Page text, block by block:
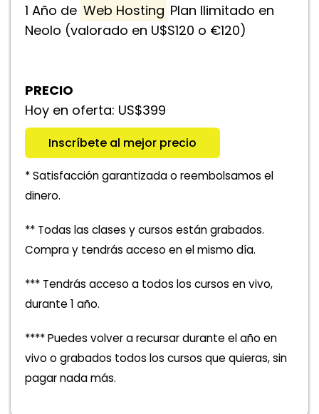
1 Año de Web Hosting Plan Ilimitado en
Neolo (valorado en U$S120 o €120)
PRECIO
Hoy en oferta: US$399
Inscríbete al mejor precio
* Satisfacción garantizada o reembolsamos el
dinero.
** Todas las clases y cursos están grabados.
Compra y tendrás acceso en el mismo día.
*** Tendrás acceso a todos los cursos en vivo,
durante 1 año.
**** Puedes volver a recursar durante el año en
vivo o grabados todos los cursos que quieras, sin
pagar nada más.